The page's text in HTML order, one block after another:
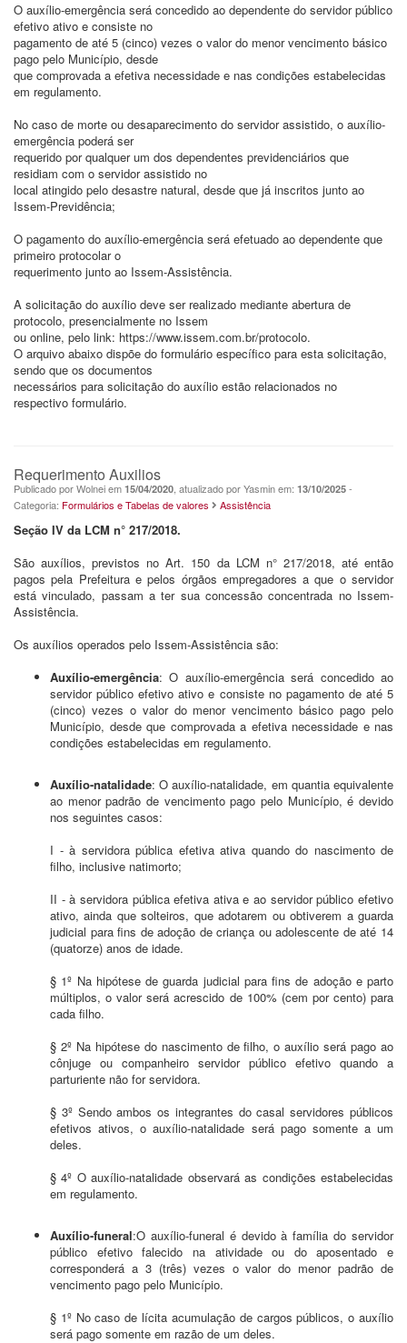
O auxílio-emergência será concedido ao dependente do servidor público
efetivo ativo e consiste no
pagamento de até 5 (cinco) vezes o valor do menor vencimento básico
pago pelo Município, desde
que comprovada a efetiva necessidade e nas condições estabelecidas
em regulamento.
No caso de morte ou desaparecimento do servidor assistido, o auxílio-
emergência poderá ser
requerido por qualquer um dos dependentes previdenciários que
residiam com o servidor assistido no
local atingido pelo desastre natural, desde que já inscritos junto ao
Issem-Previdência;
O pagamento do auxílio-emergência será efetuado ao dependente que
primeiro protocolar o
requerimento junto ao Issem-Assistência.
A solicitação do auxílio deve ser realizado mediante abertura de
protocolo, presencialmente no Issem
ou online, pelo link: https://www.issem.com.br/protocolo.
O arquivo abaixo dispõe do formulário específico para esta solicitação,
sendo que os documentos
necessários para solicitação do auxílio estão relacionados no
respectivo formulário.
Requerimento Auxilios
Publicado por Wolnei em 15/04/2020 , atualizado por Yasmin em: 13/10/2025 -
Categoria: Formulários e Tabelas de valores Assistência
Seção IV da LCM n° 217/2018.
São auxílios, previstos no Art. 150 da LCM n° 217/2018, até então
pagos pela Prefeitura e pelos órgãos empregadores a que o servidor
está vinculado, passam a ter sua concessão concentrada no Issem-
Assistência.
Os auxílios operados pelo Issem-Assistência são:
Auxílio-emergência: O auxílio-emergência será concedido ao
servidor público efetivo ativo e consiste no pagamento de até 5
(cinco) vezes o valor do menor vencimento básico pago pelo
Município, desde que comprovada a efetiva necessidade e nas
condições estabelecidas em regulamento.
Auxílio-natalidade: O auxílio-natalidade, em quantia equivalente
ao menor padrão de vencimento pago pelo Município, é devido
nos seguintes casos:
I - à servidora pública efetiva ativa quando do nascimento de
filho, inclusive natimorto;
II - à servidora pública efetiva ativa e ao servidor público efetivo
ativo, ainda que solteiros, que adotarem ou obtiverem a guarda
judicial para fins de adoção de criança ou adolescente de até 14
(quatorze) anos de idade.
§ 1º Na hipótese de guarda judicial para fins de adoção e parto
múltiplos, o valor será acrescido de 100% (cem por cento) para
cada filho.
§ 2º Na hipótese do nascimento de filho, o auxílio será pago ao
cônjuge ou companheiro servidor público efetivo quando a
parturiente não for servidora.
§ 3º Sendo ambos os integrantes do casal servidores públicos
efetivos ativos, o auxílio-natalidade será pago somente a um
deles.
§ 4º O auxílio-natalidade observará as condições estabelecidas
em regulamento.
Auxílio-funeral:O auxílio-funeral é devido à família do servidor
público efetivo falecido na atividade ou do aposentado e
corresponderá a 3 (três) vezes o valor do menor padrão de
vencimento pago pelo Município.
§ 1º No caso de lícita acumulação de cargos públicos, o auxílio
será pago somente em razão de um deles.